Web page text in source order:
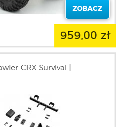
ZOBACZ
959,00 zł
CRX Survival |